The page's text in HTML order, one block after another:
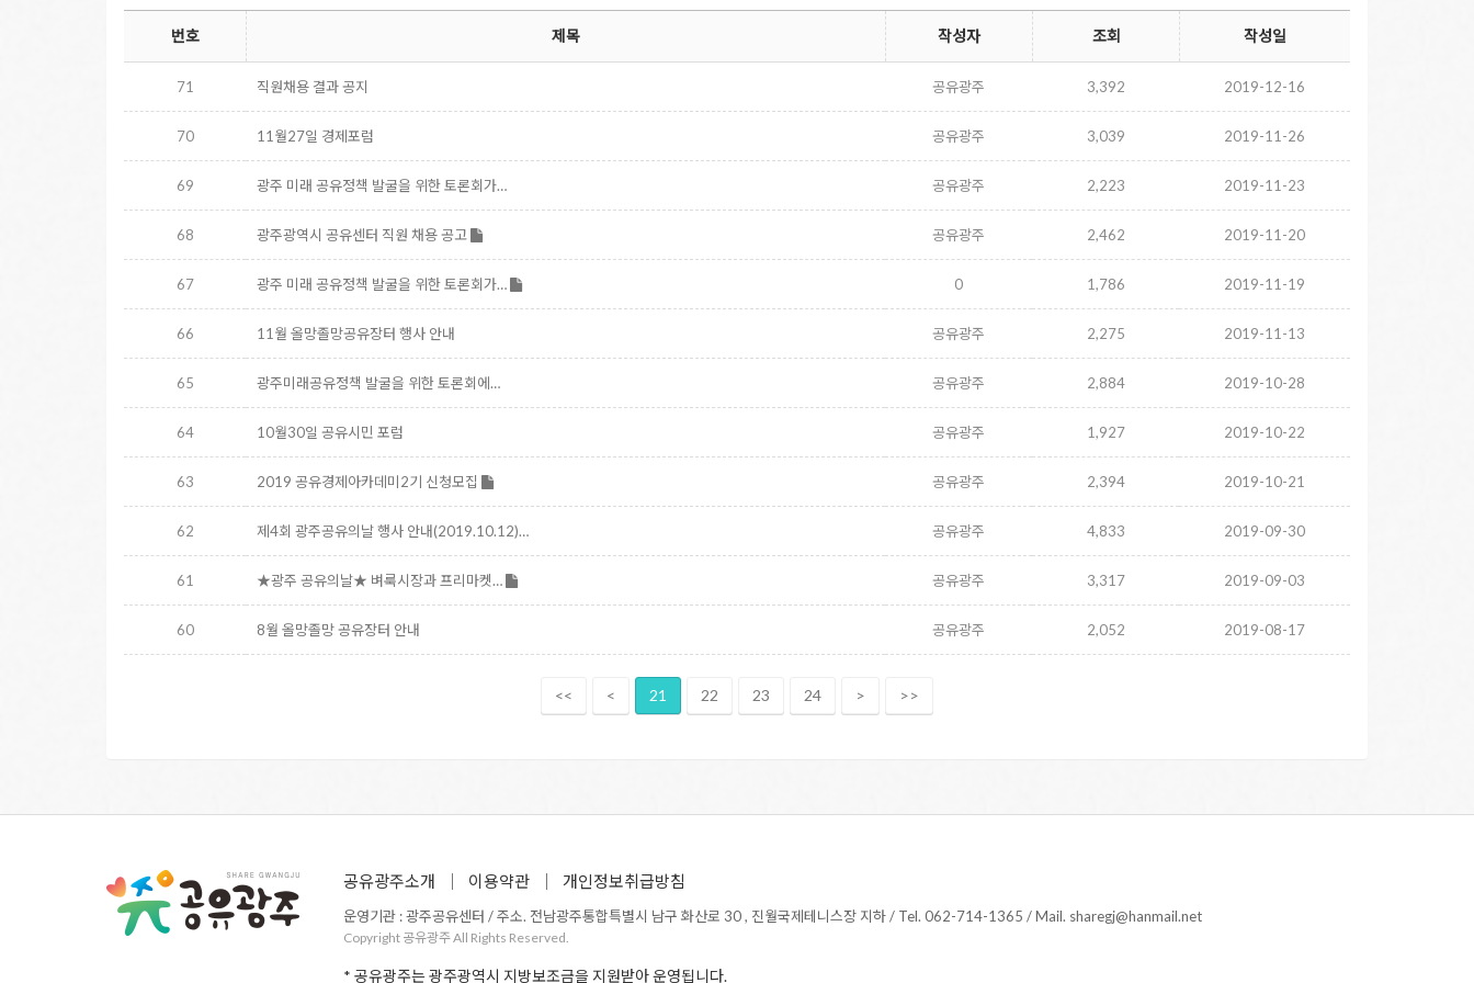
번호 제목 작성자 조회 작성일
71 직원채용 결과 공지 공유광주 3,392 2019-12-16
70 11월27일 경제포럼 공유광주 3,039 2019-11-26
69 광주 미래 공유정책 발굴을 위한 토론회가… 공유광주 2,223 2019-11-23
68 광주광역시 공유센터 직원 채용 공고 공유광주 2,462 2019-11-20
67 광주 미래 공유정책 발굴을 위한 토론회가… 0 1,786 2019-11-19
66 11월 올망졸망공유장터 행사 안내 공유광주 2,275 2019-11-13
65 광주미래공유정책 발굴을 위한 토론회에… 공유광주 2,884 2019-10-28
64 10월30일 공유시민 포럼 공유광주 1,927 2019-10-22
63 2019 공유경제아카데미2기 신청모집 공유광주 2,394 2019-10-21
62 제4회 광주공유의날 행사 안내(2019.10.12)… 공유광주 4,833 2019-09-30
61 ★광주 공유의날★ 벼룩시장과 프리마켓… 공유광주 3,317 2019-09-03
60 8월 올망졸망 공유장터 안내 공유광주 2,052 2019-08-17
<< < 21 22 23 24 > >>
공유광주소개 이용약관 개인정보취급방침
운영기관 : 광주공유센터 / 주소. 전남광주통합특별시 남구 화산로 30 , 진월국제테니스장 지하 / Tel. 062-714-1365 / Mail. sharegj@hanmail.net
Copyright 공유광주 All Rights Reserved.
* 공유광주는 광주광역시 지방보조금을 지원받아 운영됩니다.